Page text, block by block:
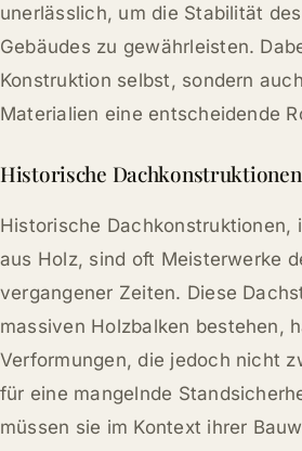
unerlässlich, um die Stabilität
Gebäudes zu gewährleisten.
Konstruktion selbst, sondern
Materialien eine entscheidende
Historische Dachkonstruktionen
Historische Dachkonstruktionen,
aus Holz, sind oft Meisterwerke
vergangener Zeiten. Diese
massiven Holzbalken bestehen,
Verformungen, die jedoch nicht
für eine mangelnde
müssen sie im Kontext ihrer